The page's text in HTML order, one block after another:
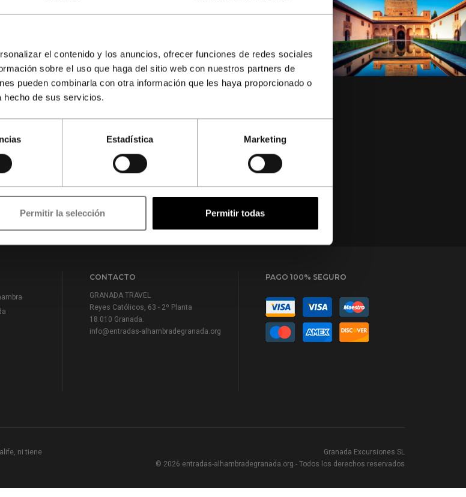
el contenido y los anuncios, ofrecer funciones de redes sociales
sobre el uso que haga del sitio web con nuestros partners de
pueden combinarla con otra información que les haya proporcionado o
hecho de sus servicios.
Estadística Marketing
Permitir la selección Permitir todas
autorizado para la venta de
Alhambra licencia CIAN-180792-3
y evítese colas de espera el día de su visita.
CONTACTO
GRANADA TRAVEL
Reyes Católicos, 63 - 2º Planta
18.010 Granada.
info@entradas-alhambradegranada.org
PAGO 100% SEGURO
ni tiene
Granada Excursiones SL
© 2026 entradas-alhambradegranada.org - Todos los derechos reservados